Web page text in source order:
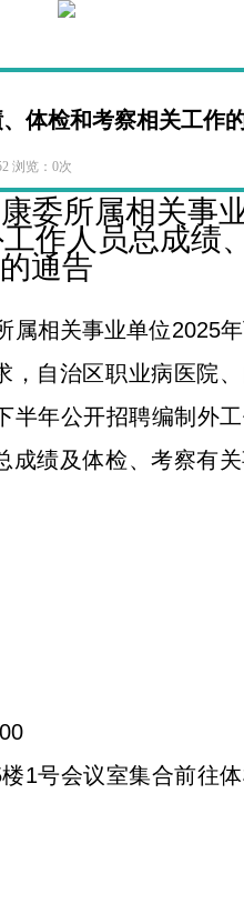
体检和考察相关工作
浏览：0次
委所属相关事
作人员总成绩
通告
属相关事业单位2025
，自治区职业病医院
半年公开招聘编制外工
成绩及体检、考察有
1号会议室集合前往